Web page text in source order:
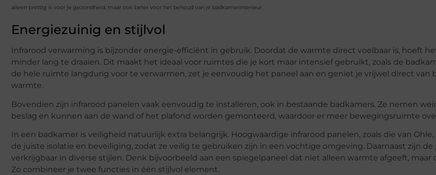
alleen prettig is voor je gezondheid, maar ook beter voor het behoud van je badkamerinterieur.
Energiezuinig en stijlvol
Infrarood verwarming is bijzonder energie-efficiënt in gebruik. Doordat de warmte direct voelbaar is, hoeft
minder lang te draaien. Dit maakt het ideaal voor ruimtes die je kort maar intensief gebruikt, zoals de
de hele ruimte langdurig voor te verwarmen, zet je eenvoudig het paneel aan en geniet je vrijwel direct van
warmte.
Bovendien zijn infrarood panelen vaak eenvoudig te installeren, ook in bestaande badkamers. Ze nemen
beslag en kunnen aan de wand of het plafond worden gemonteerd, waardoor er meer bewegingsruimte
In een badkamer is veiligheid natuurlijk extra belangrijk. Hoogwaardige infrarood panelen, zoals die van Ohle,
de juiste isolatie en beveiliging, zodat ze veilig te gebruiken zijn in een vochtige omgeving. Daarnaast zijn de
verkrijgbaar in diverse stijlen. Denk bijvoorbeeld aan een spiegelpaneel dat niet alleen warmte afgeeft, maar
Zo combineer je twee functies in één stijlvol element.